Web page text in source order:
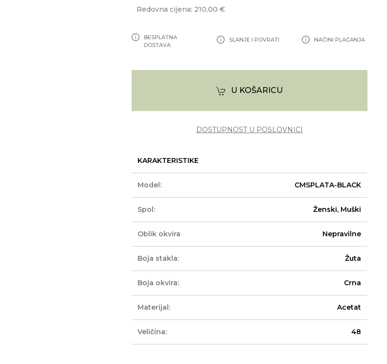
Redovna cijena: 210,00 €
BESPLATNA
DOSTAVA
SLANJE I POVRATI NAČINI PLAĆANJA
U KOŠARICU
DOSTUPNOST U POSLOVNICI
KARAKTERISTIKE
Model: CMSPLATA-BLACK
Spol: Ženski, Muški
Oblik okvira Nepravilne
Boja stakla: Žuta
Boja okvira: Crna
Materijal: Acetat
Veličina: 48